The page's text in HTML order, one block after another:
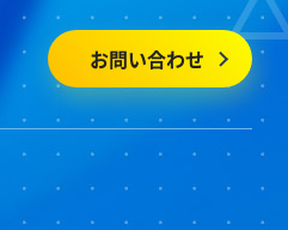
お問い合わせ